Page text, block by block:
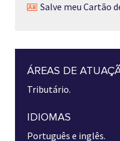
Salve meu Cartão
ÁREAS DE
Tributário.
IDIOMAS
Português e inglês.